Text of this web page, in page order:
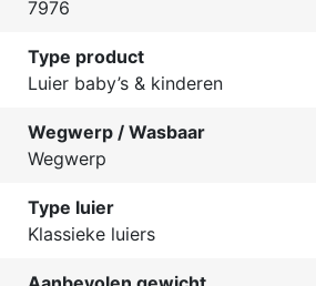
7976
Type product
Luier baby’s & kinderen
Wegwerp / Wasbaar
Wegwerp
Type luier
Klassieke luiers